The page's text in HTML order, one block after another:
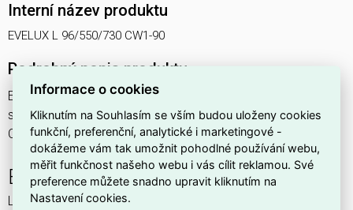
Interní název produktu
EVELUX L 96/550/730 CW1-90
Podrobný popis produktu
EVELUX L 96/550/730 CW1-90 195W IP66
svítidlo pouliční s modulem LED, spektrum 730A3, optika
CW1 (Crosswalk) otočená o 90°
EVELUX
LED svítidlo pro osvětlení komunikací.
Informace o cookies
Kliknutím na Souhlasím se vším budou uloženy cookies
funkční, preferenční, analytické i marketingové -
dokážeme vám tak umožnit pohodlné používání webu,
měřit funkčnost našeho webu i vás cílit reklamou. Své
preference můžete snadno upravit kliknutím na
Nastavení cookies.